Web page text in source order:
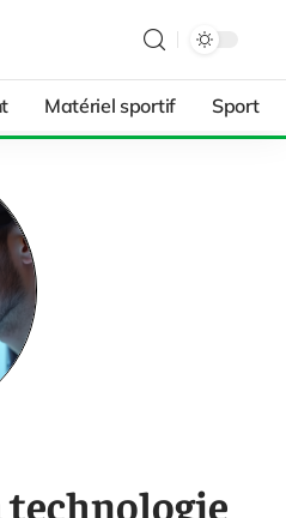
Matériel sportif Sport